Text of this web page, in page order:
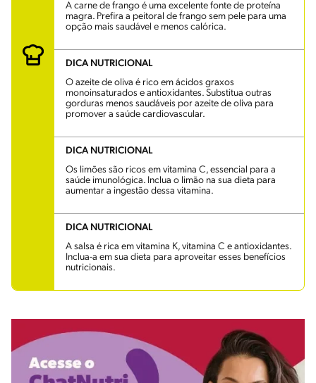
A carne de frango é uma excelente fonte de proteína
magra. Prefira a peitoral de frango sem pele para uma
opção mais saudável e menos calórica.
DICA NUTRICIONAL
O azeite de oliva é rico em ácidos graxos
monoinsaturados e antioxidantes. Substitua outras
gorduras menos saudáveis por azeite de oliva para
promover a saúde cardiovascular.
DICA NUTRICIONAL
Os limões são ricos em vitamina C, essencial para a
saúde imunológica. Inclua o limão na sua dieta para
aumentar a ingestão dessa vitamina.
DICA NUTRICIONAL
A salsa é rica em vitamina K, vitamina C e antioxidantes.
Inclua-a em sua dieta para aproveitar esses benefícios
nutricionais.